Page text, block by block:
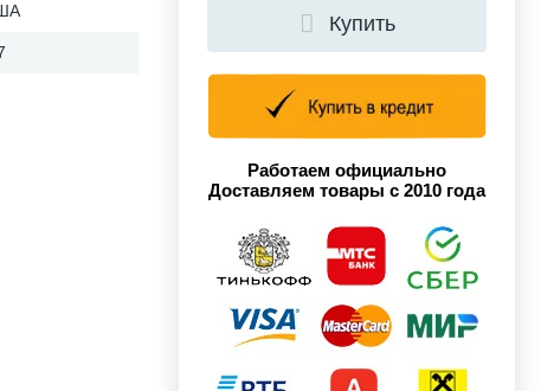
Купить
Работаем официально
Доставляем товары с 2010 года